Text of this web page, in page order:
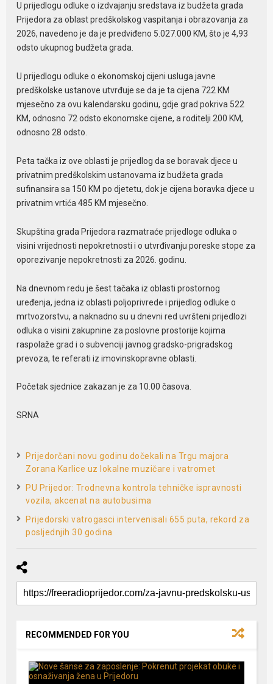
U prijedlogu odluke o izdvajanju sredstava iz budžeta grada
Prijedora za oblast predškolskog vaspitanja i obrazovanja za
2026, navedeno je da je predviđeno 5.027.000 KM, što je 4,93
odsto ukupnog budžeta grada.
U prijedlogu odluke o ekonomskoj cijeni usluga javne
predškolske ustanove utvrđuje se da je ta cijena 722 KM
mjesečno za ovu kalendarsku godinu, gdje grad pokriva 522
KM, odnosno 72 odsto ekonomske cijene, a roditelji 200 KM,
odnosno 28 odsto.
Peta tačka iz ove oblasti je prijedlog da se boravak djece u
privatnim predškolskim ustanovama iz budžeta grada
sufinansira sa 150 KM po djetetu, dok je cijena boravka djece u
privatnim vrtića 485 KM mjesečno.
Skupština grada Prijedora razmatraće prijedloge odluka o
visini vrijednosti nepokretnosti i o utvrđivanju poreske stope za
oporezivanje nepokretnosti za 2026. godinu.
Na dnevnom redu je šest tačaka iz oblasti prostornog
uređenja, jedna iz oblasti poljoprivrede i prijedlog odluke o
mrtvozorstvu, a naknadno su u dnevni red uvršteni prijedlozi
odluka o visini zakupnine za poslovne prostorije kojima
raspolaže grad i o subvenciji javnog gradsko-prigradskog
prevoza, te referati iz imovinskopravne oblasti.
Početak sjednice zakazan je za 10.00 časova.
SRNA
Prijedorčani novu godinu dočekali na Trgu majora
Zorana Karlice uz lokalne muzičare i vatromet
PU Prijedor: Trodnevna kontrola tehničke ispravnosti
vozila, akcenat na autobusima
Prijedorski vatrogasci intervenisali 655 puta, rekord za
posljednjih 30 godina
RECOMMENDED FOR YOU